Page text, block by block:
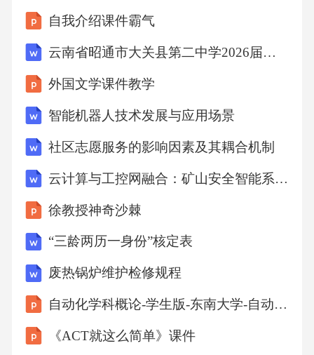
自我介绍课件霸气
云南省昭通市大关县第二中学2026届化学高三第一学期期中联考试题含解析
外国文学课件教学
智能机器人技术发展与应用场景
社区志愿服务的影响因素及其耦合机制
云计算与工控网融合：矿山安全智能系统架构与应用研究
徐教授神奇沙棘
“三龄两历一身份”核定表
废热锅炉维护检修规程
自动化学科概论-学生版-东南大学-自动化学院课件
《ACT就这么简单》课件